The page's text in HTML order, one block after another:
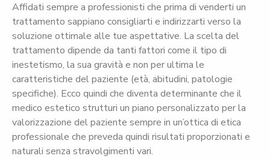
Affidati sempre a professionisti che prima di venderti un
trattamento sappiano consigliarti e indirizzarti verso la
soluzione ottimale alle tue aspettative. La scelta del
trattamento dipende da tanti fattori come il tipo di
inestetismo, la sua gravità e non per ultima le
caratteristiche del paziente (età, abitudini, patologie
specifiche). Ecco quindi che diventa determinante che il
medico estetico strutturi un piano personalizzato per la
valorizzazione del paziente sempre in un’ottica di etica
professionale che preveda quindi risultati proporzionati e
naturali senza stravolgimenti vari.